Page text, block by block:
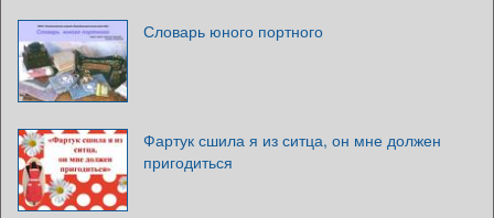
Словарь юного портного
Фартук сшила я из ситца, он мне должен
пригодиться